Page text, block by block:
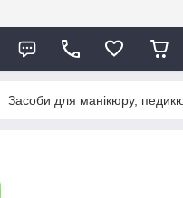
Засоби для манікюру,